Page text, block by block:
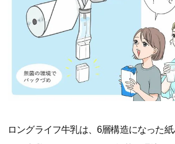
ロングライフ牛乳は、6層構造になった